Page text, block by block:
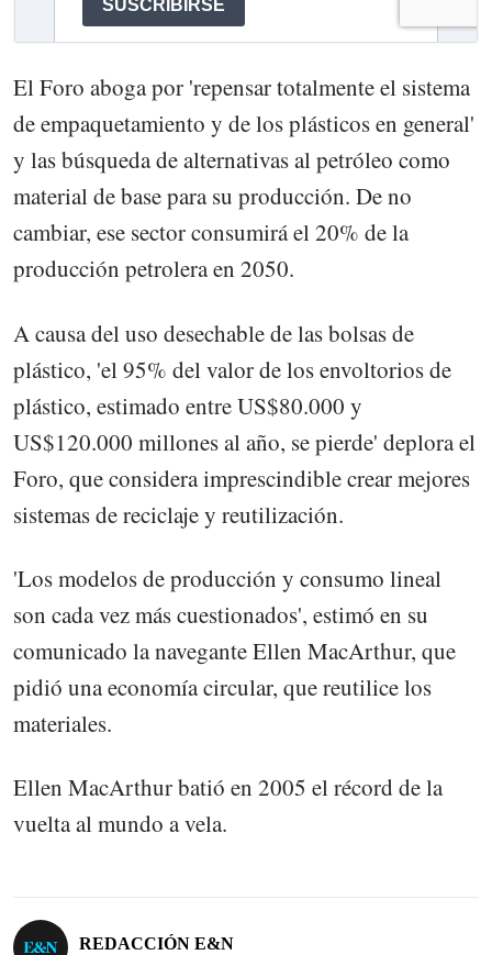
El Foro aboga por 'repensar totalmente el sistema
de empaquetamiento y de los plásticos en general'
y las búsqueda de alternativas al petróleo como
material de base para su producción. De no
cambiar, ese sector consumirá el 20% de la
producción petrolera en 2050.
A causa del uso desechable de las bolsas de
plástico, 'el 95% del valor de los envoltorios de
plástico, estimado entre US$80.000 y
US$120.000 millones al año, se pierde' deplora el
Foro, que considera imprescindible crear mejores
sistemas de reciclaje y reutilización.
'Los modelos de producción y consumo lineal
son cada vez más cuestionados', estimó en su
comunicado la navegante Ellen MacArthur, que
pidió una economía circular, que reutilice los
materiales.
Ellen MacArthur batió en 2005 el récord de la
vuelta al mundo a vela.
REDACCIÓN E&N